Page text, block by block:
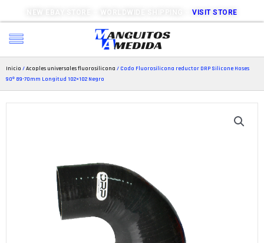
NEW EBAY STORE – WORLDWIDE SHIPPING –VISIT STORE
Inicio /Acoples universales fluorosilicona / Codo Fluorosilicona reductor DRP Silicone Hoses
90º 89-70mm Longitud 102×102 Negro